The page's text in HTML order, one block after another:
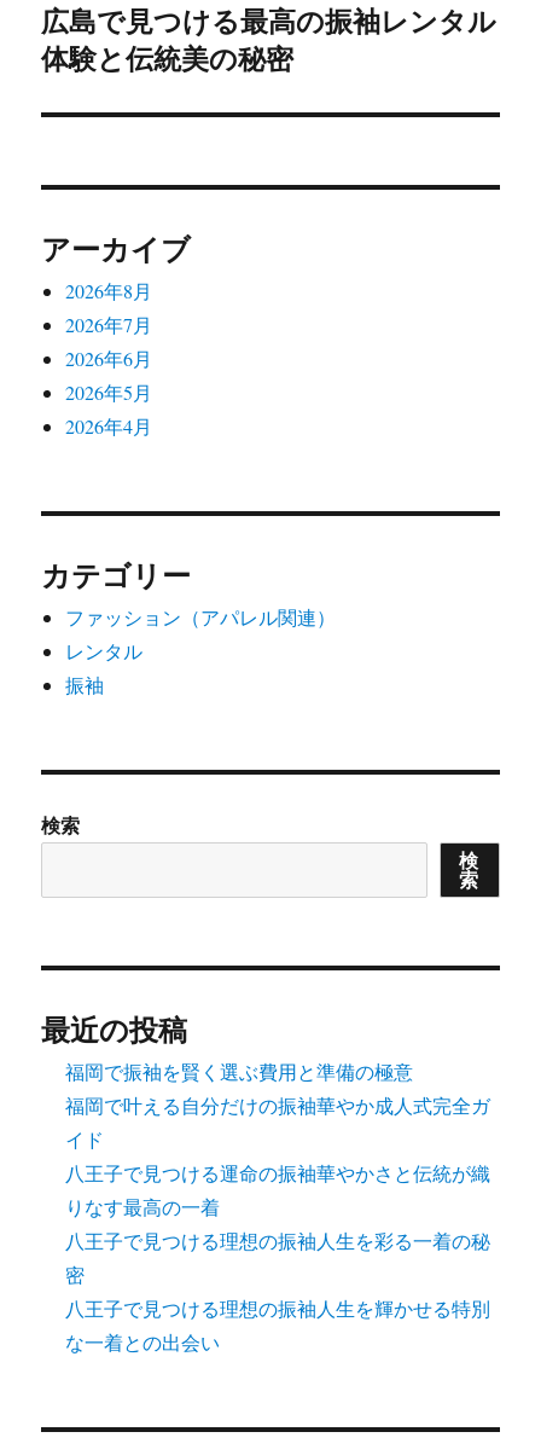
ー
シ
ン
次
の
稿:
広島で見つける最高の振袖レンタル
体験と伝統美の秘密
アーカイブ
2026年8月
2026年7月
2026年6月
2026年5月
2026年4月
カテゴリー
ファッション（アパレル関連）
レンタル
振袖
検索
検
索
最近の投稿
福岡で振袖を賢く選ぶ費用と準備の極意
福岡で叶える自分だけの振袖華やか成人式完全ガ
イド
八王子で見つける運命の振袖華やかさと伝統が織
りなす最高の一着
八王子で見つける理想の振袖人生を彩る一着の秘
密
八王子で見つける理想の振袖人生を輝かせる特別
な一着との出会い